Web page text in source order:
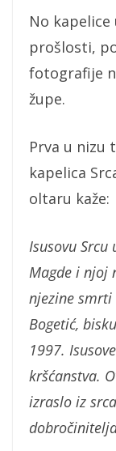
No
prošlosti,
fotografije
župe.
Prva u nizu
kapelica
oltaru kaže:
Isusovu Srcu
Magde i njoj
njezine smrti
Bogetić,
1997.
kršćanstva.
izraslo iz